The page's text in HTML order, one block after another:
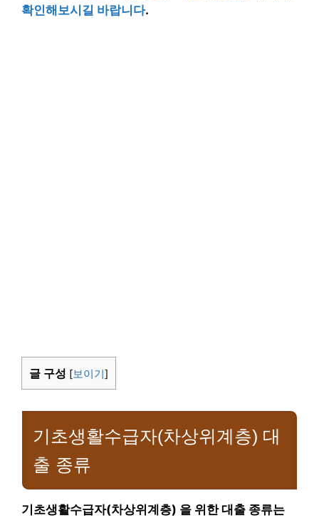
확인해보시길 바랍니다.
글 구성 [보이기 ]
기초생활수급자(차상위계층) 대
출 종류
기초생활수급자(차상위계층) 을 위한 대출 종류는